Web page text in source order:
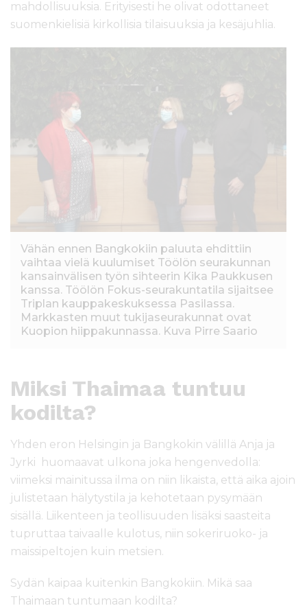
mahdollisuuksia. Erityisesti he olivat odottaneet
suomenkielisiä kirkollisia tilaisuuksia ja kesäjuhlia.
Vähän ennen Bangkokiin paluuta ehdittiin
vaihtaa vielä kuulumiset Töölön seurakunnan
kansainvälisen työn sihteerin Kika Paukkusen
kanssa. Töölön Fokus-seurakuntatila sijaitsee
Triplan kauppakeskuksessa Pasilassa.
Markkasten muut tukijaseurakunnat ovat
Kuopion hiippakunnassa. Kuva Pirre Saario
Miksi Thaimaa tuntuu
kodilta?
Yhden eron Helsingin ja Bangkokin välillä Anja ja
Jyrki huomaavat ulkona joka hengenvedolla:
viimeksi mainitussa ilma on niin likaista, että aika ajoin
julistetaan hälytystila ja kehotetaan pysymään
sisällä. Liikenteen ja teollisuuden lisäksi saasteita
tupruttaa taivaalle kulotus, niin sokeriruoko- ja
maissipeltojen kuin metsien.
Sydän kaipaa kuitenkin Bangkokiin. Mikä saa
Thaimaan tuntumaan kodilta?